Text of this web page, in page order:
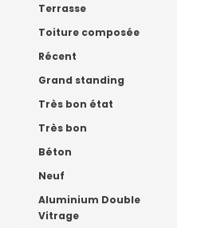
Terrasse
Toiture composée
Récent
Grand standing
Très bon état
Très bon
Béton
Neuf
Aluminium Double
Vitrage